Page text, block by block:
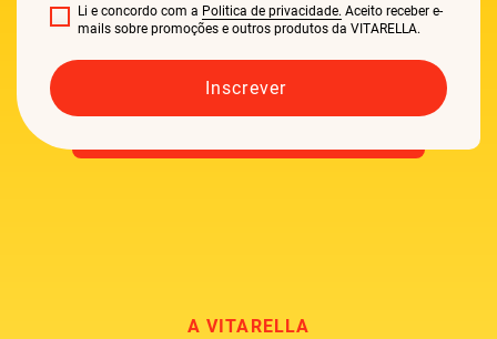
Li e concordo com a Politica de privacidade. Aceito receber e-
mails sobre promoções e outros produtos da VITARELLA.
A VITARELLA